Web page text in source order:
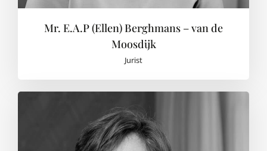
Mr. E.A.P (Ellen) Berghmans – van de
Moosdijk
Jurist